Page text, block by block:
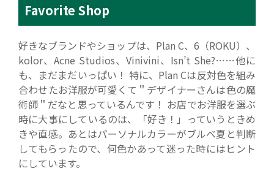
Favorite Shop
好きなブランドやショップは、Plan C、6（ROKU）、
kolor、Acne Studios、Vinivini、Isn’t She?……他に
も、まだまだいっぱい！ 特に、Plan Cは反対色を組み
合わせたお洋服が可愛くて＂デザイナーさんは色の魔
術師＂だなと思っているんです！ お店でお洋服を選ぶ
時に大事にしているのは、「好き！」っていうときめ
きや直感。あとはパーソナルカラーがブルべ夏と判断
してもらったので、何色かあって迷った時にはヒント
にしています。